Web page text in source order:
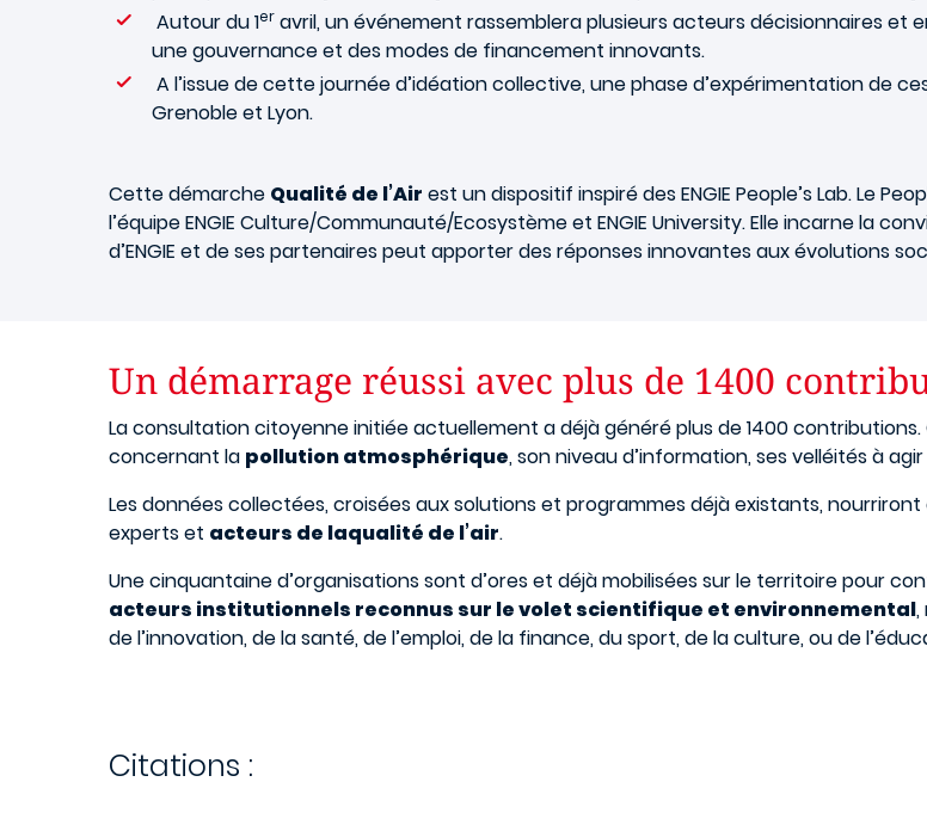
Autour du 1er avril, un événement rassemblera plusieurs acteurs décisionnaires et
une gouvernance et des modes de financement innovants.
A l’issue de cette journée d’idéation collective, une phase d’expérimentation de
Grenoble et Lyon.
Cette démarche Qualité de l’Air est un dispositif inspiré des ENGIE People’s Lab. Le
l’équipe ENGIE Culture/Communauté/Ecosystème et ENGIE University. Elle incarne la
d’ENGIE et de ses partenaires peut apporter des réponses innovantes aux évolutions
Un démarrage réussi avec plus de 1400
La consultation citoyenne initiée actuellement a déjà généré plus de 1400
concernant la pollution atmosphérique, son niveau d’information, ses velléités à
Les données collectées, croisées aux solutions et programmes déjà existants,
experts et acteurs de laqualité de l’air.
Une cinquantaine d’organisations sont d’ores et déjà mobilisées sur le territoire pour
acteurs institutionnels reconnus sur le volet scientifique et environnemental,
de l’innovation, de la santé, de l’emploi, de la finance, du sport, de la culture, ou de
Citations :